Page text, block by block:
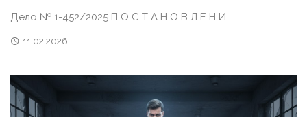
Дело № 1-452/2025 П О С Т А Н О В Л Е Н И ...
11.02.2026